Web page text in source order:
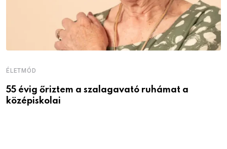
ÉLETMÓD
55 évig őriztem a szalagavató ruhámat a
középiskolai